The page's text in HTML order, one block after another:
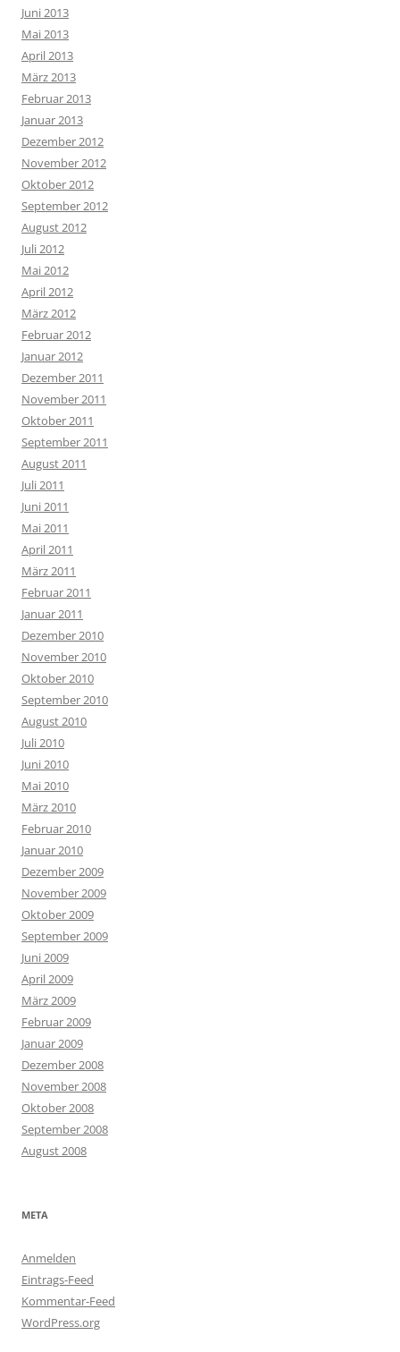
Juni 2013
Mai 2013
April 2013
März 2013
Februar 2013
Januar 2013
Dezember 2012
November 2012
Oktober 2012
September 2012
August 2012
Juli 2012
Mai 2012
April 2012
März 2012
Februar 2012
Januar 2012
Dezember 2011
November 2011
Oktober 2011
September 2011
August 2011
Juli 2011
Juni 2011
Mai 2011
April 2011
März 2011
Februar 2011
Januar 2011
Dezember 2010
November 2010
Oktober 2010
September 2010
August 2010
Juli 2010
Juni 2010
Mai 2010
März 2010
Februar 2010
Januar 2010
Dezember 2009
November 2009
Oktober 2009
September 2009
Juni 2009
April 2009
März 2009
Februar 2009
Januar 2009
Dezember 2008
November 2008
Oktober 2008
September 2008
August 2008
META
Anmelden
Eintrags-Feed
Kommentar-Feed
WordPress.org